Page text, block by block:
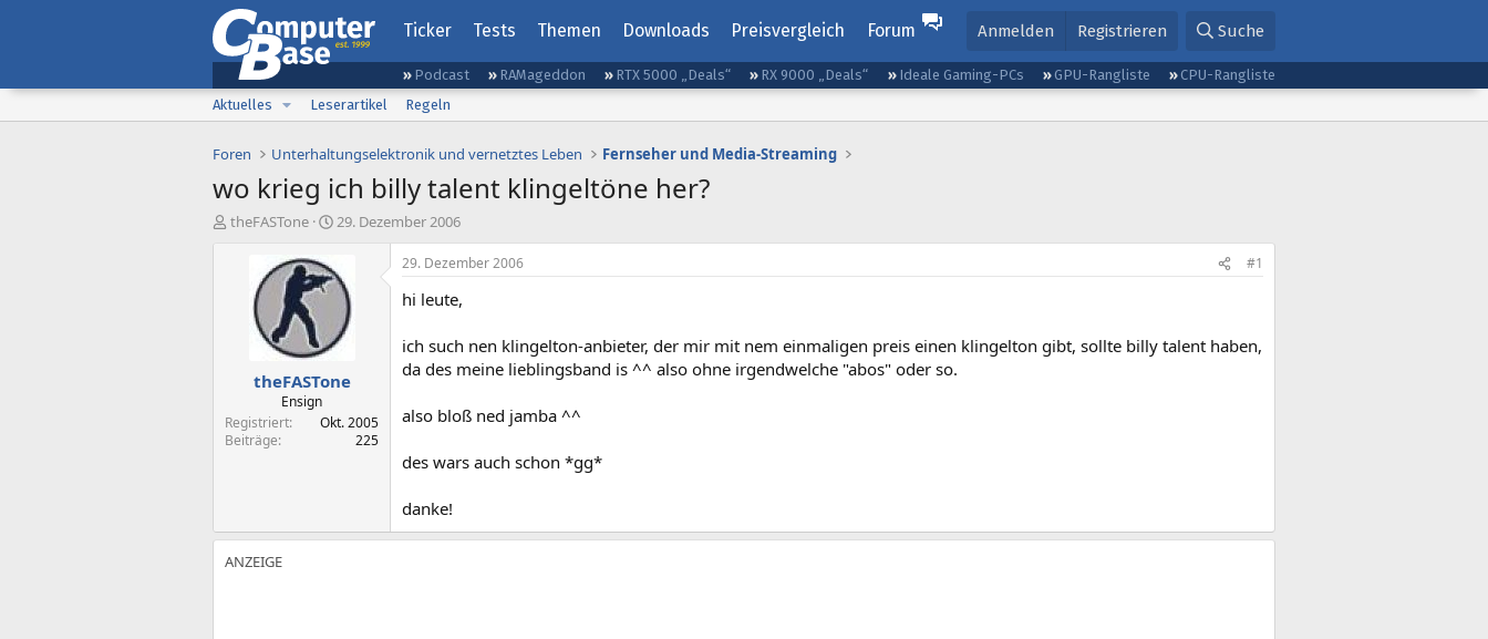
Ticker Tests Themen Downloads Preisvergleich Forum Anmelden Registrieren Suche
Podcast RAMageddon RTX 5000 „Deals“ RX 9000 „Deals“ Ideale Gaming-PCs GPU-Rangliste
CPU-Rangliste
Aktuelles
Leserartikel Regeln
Foren Unterhaltungselektronik und vernetztes Leben Fernseher und Media-Streaming
wo krieg ich billy talent klingeltöne her?
E
theFASTone
E
t
l
a
29. Dezember 2006
theFASTone
Ensign
Registriert
Okt. 2005
Beiträge
225
29. Dezember 2006 #1
hi leute,
ich such nen klingelton-anbieter, der mir mit nem einmaligen preis einen klingelton gibt, sollte billy talent haben,
da des meine lieblingsband is ^^ also ohne irgendwelche "abos" oder so.
also bloß ned jamba ^^
des wars auch schon *gg*
danke!